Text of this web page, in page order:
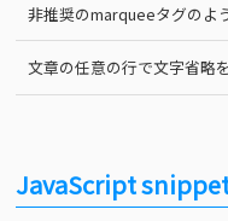
非推奨のmarqueeタグのよ
文章の任意の行で文字省略
JavaScript